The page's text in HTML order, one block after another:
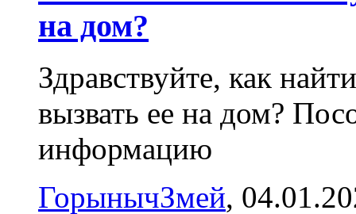
на дом?
Здравствуйте, как
вызвать ее на дом?
информацию
ГорынычЗмей‎,